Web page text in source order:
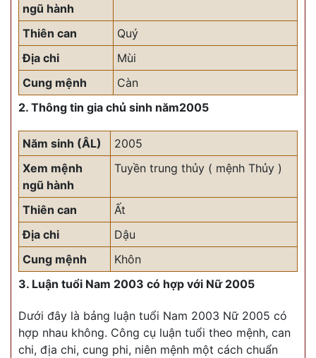
ngũ hành
Thiên can
Quý
Địa chi
Mùi
Cung mệnh
Càn
2. Thông tin gia chủ sinh năm2005
Năm sinh (ÂL)
2005
Xem mệnh
ngũ hành
Tuyền trung thủy ( mệnh Thủy )
Thiên can
Ất
Địa chi
Dậu
Cung mệnh
Khôn
3. Luận tuổi Nam 2003 có hợp với Nữ 2005
Dưới đây là bảng luận tuổi Nam 2003 Nữ 2005 có
hợp nhau không. Công cụ luận tuổi theo mệnh, can
chi, địa chi, cung phi, niên mệnh một cách chuẩn